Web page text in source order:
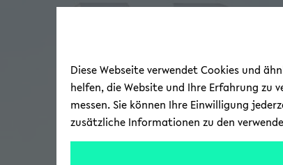
Diese Webseite verwendet Cookies und
helfen, die Website und Ihre Erfahrung zu
messen. Sie können Ihre Einwilligung
zusätzliche Informationen zu den